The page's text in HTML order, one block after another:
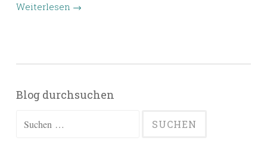
Weiterlesen →
Blog durchsuchen
Suchen